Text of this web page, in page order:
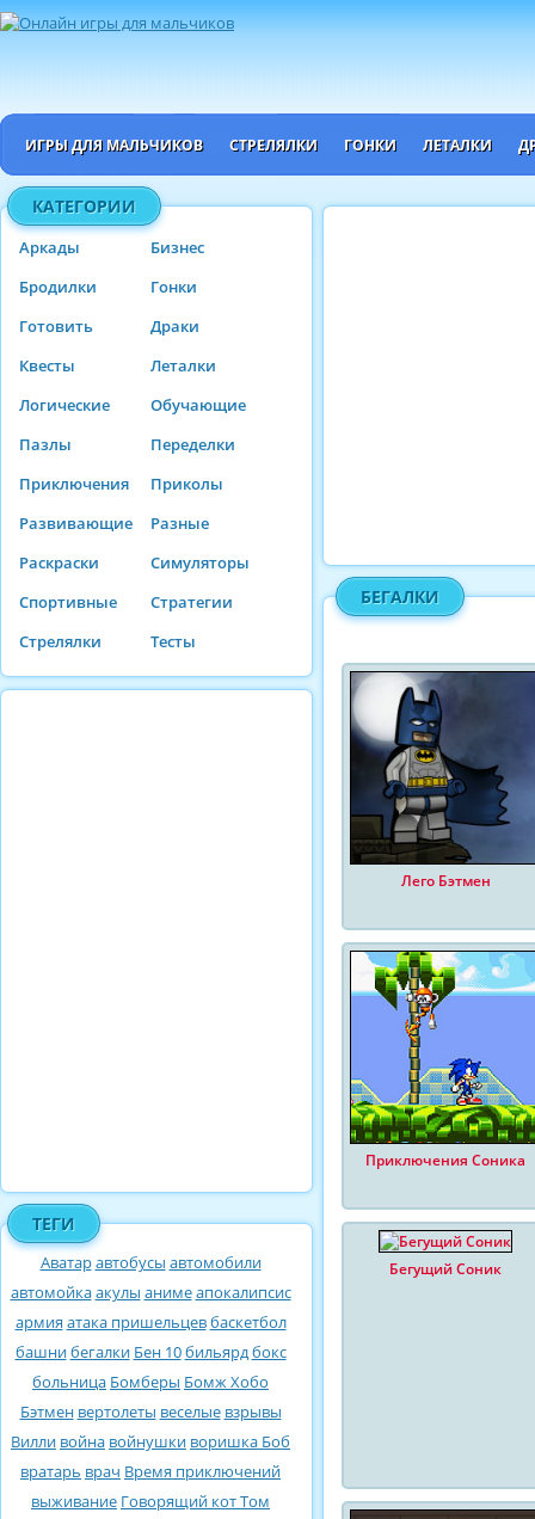
ИГРЫ ДЛЯ МАЛЬЧИКОВ СТРЕЛЯЛКИ ГОНКИ ЛЕТАЛКИ
КАТЕГОРИИ
Аркады
Бизнес
Бродилки
Гонки
Готовить
Драки
Квесты
Леталки
Логические
Обучающие
Пазлы
Переделки
Приключения
Приколы
Развивающие
Разные
Раскраски
Симуляторы
Спортивные
Стратегии
Стрелялки
Тесты
ТЕГИ
Аватаравтобусы автомобили
автомойкаакулы анимеапокалипсис
армия атака пришельцевбаскетбол
башнибегалки Бен 10бильярдбокс
больница Бомберы Бомж Хобо
Бэтмен вертолеты веселые взрывы
Вилли война войнушки воришка Боб
вратарь врач Время приключений
выживание Говорящий кот Том
БЕГАЛКИ
Лего Бэтмен
Приключения Соника
Бегущий Соник